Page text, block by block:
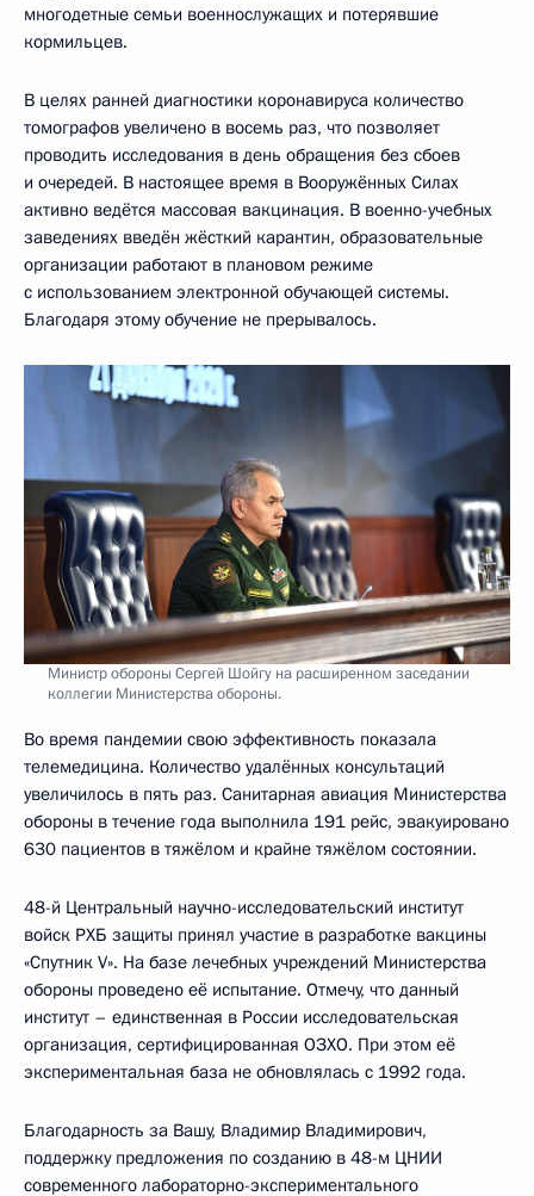
многодетные семьи военнослужащих и потерявшие
кормильцев.
В целях ранней диагностики коронавируса количество
томографов увеличено в восемь раз, что позволяет
проводить исследования в день обращения без сбоев
и очередей. В настоящее время в Вооружённых Силах
активно ведётся массовая вакцинация. В военно-учебных
заведениях введён жёсткий карантин, образовательные
организации работают в плановом режиме
с использованием электронной обучающей системы.
Благодаря этому обучение не прерывалось.
Министр обороны Сергей Шойгу на расширенном заседании
коллегии Министерства обороны.
Во время пандемии свою эффективность показала
телемедицина. Количество удалённых консультаций
увеличилось в пять раз. Санитарная авиация Министерства
обороны в течение года выполнила 191 рейс, эвакуировано
630 пациентов в тяжёлом и крайне тяжёлом состоянии.
48-й Центральный научно-исследовательский институт
войск РХБ защиты принял участие в разработке вакцины
«Спутник V». На базе лечебных учреждений Министерства
обороны проведено её испытание. Отмечу, что данный
институт – единственная в России исследовательская
организация, сертифицированная ОЗХО. При этом её
экспериментальная база не обновлялась с 1992 года.
Благодарность за Вашу, Владимир Владимирович,
поддержку предложения по созданию в 48-м ЦНИИ
современного лабораторно-экспериментального